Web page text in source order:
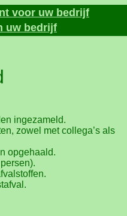
voor uw bedrijf
uw bedrijf
ingezameld.
zowel met collega’s als
opgehaald.